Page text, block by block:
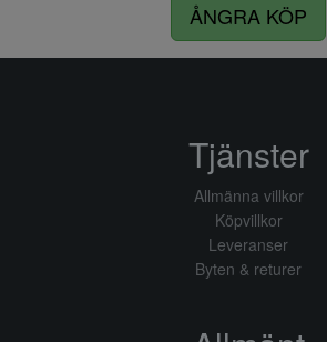
ÅNGRA KÖP
Tjänster
Allmänna villkor
Köpvillkor
Leveranser
Byten & returer